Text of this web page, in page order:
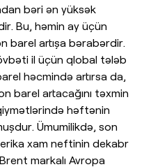
bəri ən yüksək
Bu, həmin ay üçün
barel artışa bərabərdir.
il üçün qlobal tələb
həcmində artırsa da,
barel artacağını təxmin
həftənin
Ümumilikdə, son
xam neftinin dekabr
markalı Avropa